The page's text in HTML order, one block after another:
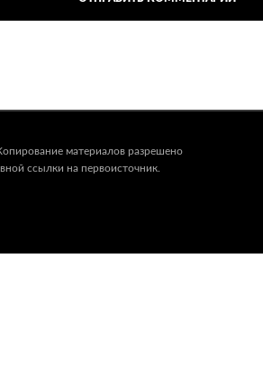
материалов разрешено
ссылки на первоисточник.